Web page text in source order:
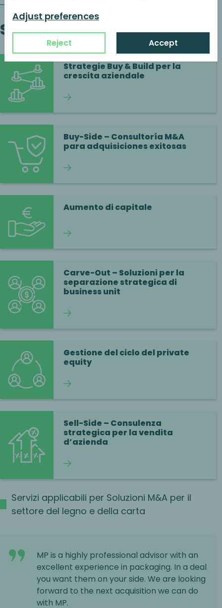
Adjust preferences
Reject Accept
Servizi
Strategie Buy & Build per la
crescita aziendale
Buy-Side – Consultoría M&A
para adquisiciones exitosas
Aumento di capitale
Carve-Out – Soluzioni per la
separazione strategica di
business unit
Gestione del ciclo del private
equity
Sell-Side – Consulenza
strategica per la vendita
d’azienda
Servizi applicabili per Soluzioni M&A per il
settore del legno e della carta
MP is a highly professional advisor with an
excellent experience in packaging. In a deal
you want them on your side. We are looking
forward to the next acquisition we can do
with MP.